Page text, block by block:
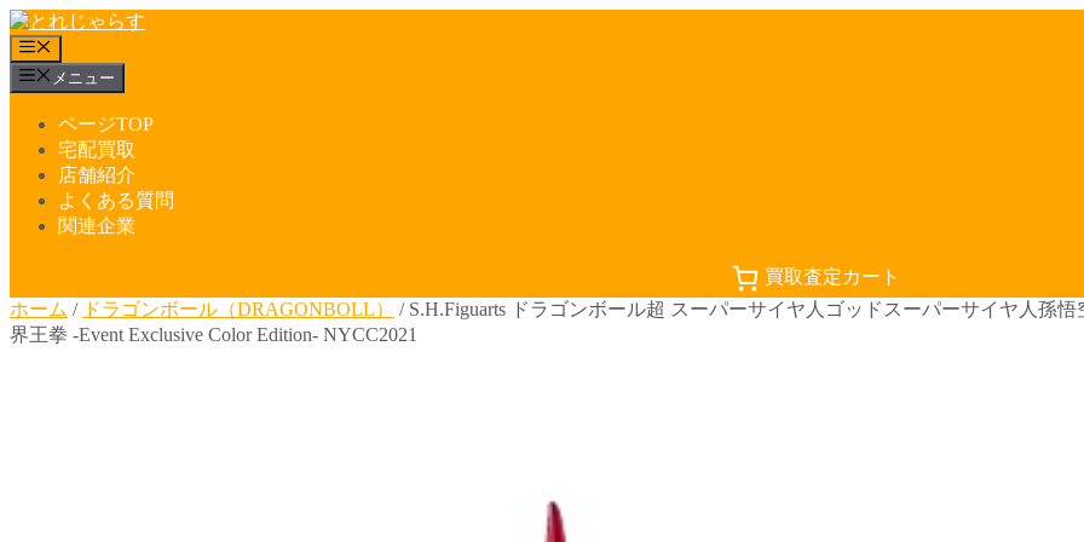
コ
ン
テ
ン
メ
ニ
ュ
メニュー
ページTOP
宅配買取
店舗紹介
よくある質問
関連企業
買取査定カート
ホーム / ドラゴンボール（DRAGONBOLL）
/ S.H.Figuarts ドラゴンボール超 スーパーサイヤ人ゴッドスーパーサイヤ人孫悟
界王拳 -Event Exclusive Color Edition- NYCC2021